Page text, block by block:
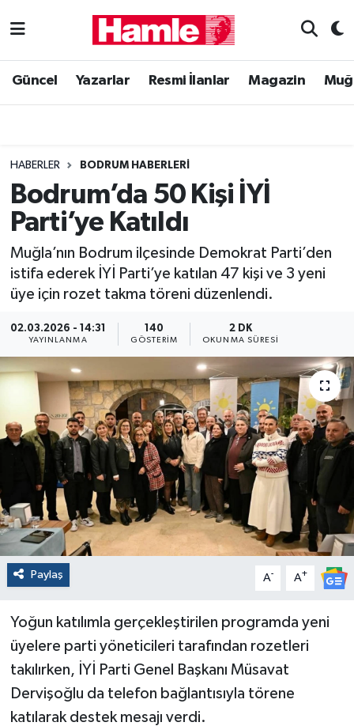
Güncel Yazarlar Resmi İlanlar Magazin
HABERLER BODRUM HABERLERI
Bodrum’da 50 Kişi İYİ
Parti’ye Katıldı
Muğla’nın Bodrum ilçesinde Demokrat Parti’den
istifa ederek İYİ Parti’ye katılan 47 kişi ve 3 yeni
üye için rozet takma töreni düzenlendi.
02.03.2026 - 14:31
YAYINLANMA
140
GÖSTERIM
2 DK
OKUNMA SÜRESI
Paylaş A- A+
Yoğun katılımla gerçekleştirilen programda yeni
üyelere parti yöneticileri tarafından rozetleri
takılırken, İYİ Parti Genel Başkanı Müsavat
Dervişoğlu da telefon bağlantısıyla törene
katılarak destek mesajı verdi.
Güncel
Magazin
Muğla Haber
Siyaset
Muğla Nöbetçi Eczaneler
Muğla Trafik Yoğunluk Haritası
Süper Lig Puan Durumu ve Fikstür
Tüm Manşetler
Son Dakika Haberleri
Haber Arşivi